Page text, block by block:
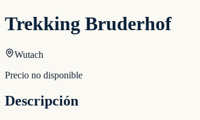
Trekking Bruderhof
Wutach
Precio no disponible
Descripción